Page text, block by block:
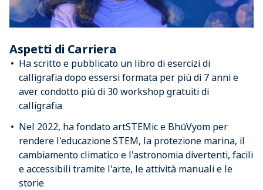
Aspetti di Carriera
Ha scritto e pubblicato un libro di esercizi di
calligrafia dopo essersi formata per più di 7 anni e
aver condotto più di 30 workshop gratuiti di
calligrafia
Nel 2022, ha fondato artSTEMic e BhūVyom per
rendere l'educazione STEM, la protezione marina, il
cambiamento climatico e l'astronomia divertenti, facili
e accessibili tramite l'arte, le attività manuali e le
storie